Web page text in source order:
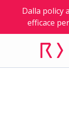
Dalla policy
efficace